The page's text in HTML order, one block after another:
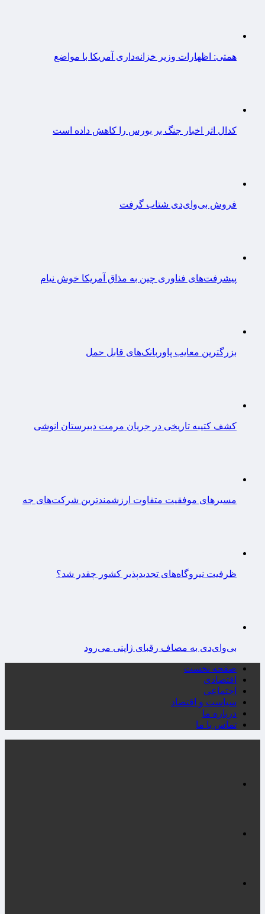
همتی: اظهارات وزیر خزانه‌داری آمریکا با مواضع
کدال اثر اخبار جنگ بر بورس را کاهش داده است
فروش بی‌وای‌دی شتاب گرفت
پیشرفت‌های فناوری چین به مذاق آمریکا خوش نیام
بزرگترین معایب پاوربانک‌های قابل حمل
کشف کتیبه تاریخی در جریان مرمت دبیرستان انوشی
مسیرهای موفقیت متفاوت ارزشمندترین شرکت‌های جه
ظرفیت نیروگاه‌های تجدیدپذیر کشور چقدر شد؟
بی‌وای‌دی به مصاف رقبای ژاپنی می‌رود
صفحه نخست
اقتصادی
اجتماعی
سیاست و اقتصاد
درباره ما
تماس با ما